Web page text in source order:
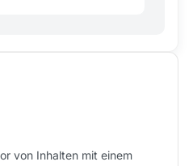
von Inhalten mit einem